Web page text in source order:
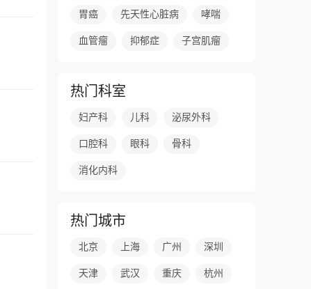
胃癌 先天性心脏病 哮喘
血管瘤 抑郁症 子宫肌瘤
热门科室
妇产科 儿科 泌尿外科
口腔科 眼科 骨科
消化内科
热门城市
北京 上海 广州 深圳
天津 武汉 重庆 杭州